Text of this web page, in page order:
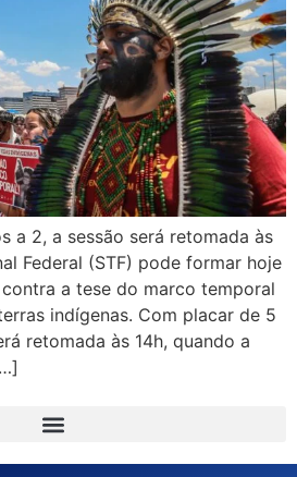
a 2, a sessão será retomada às
Federal (STF) pode formar hoje
a tese do marco temporal
indígenas. Com placar de 5
retomada às 14h, quando a